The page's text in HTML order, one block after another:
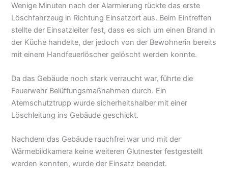
Wenige Minuten nach der Alarmierung rückte das erste
Löschfahrzeug in Richtung Einsatzort aus. Beim Eintreffen
stellte der Einsatzleiter fest, dass es sich um einen Brand in
der Küche handelte, der jedoch von der Bewohnerin bereits
mit einem Handfeuerlöscher gelöscht werden konnte.
Da das Gebäude noch stark verraucht war, führte die
Feuerwehr Belüftungsmaßnahmen durch. Ein
Atemschutztrupp wurde sicherheitshalber mit einer
Löschleitung ins Gebäude geschickt.
Nachdem das Gebäude rauchfrei war und mit der
Wärmebildkamera keine weiteren Glutnester festgestellt
werden konnten, wurde der Einsatz beendet.